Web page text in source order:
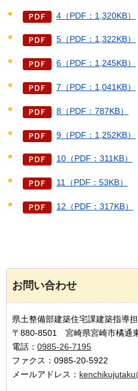
4（PDF：1,320KB）
5（PDF：1,322KB）
6（PDF：1,245KB）
7（PDF：1,041KB）
8（PDF：787KB）
9（PDF：1,252KB）
10（PDF：311KB）
11（PDF：53KB）
12（PDF：317KB）
お問い合わせ
県土整備部建築住宅課建築指導
〒880-8501 宮崎県宮崎市橘通
電話： 0985-26-7195
ファクス：0985-20-5922
メールアドレス：